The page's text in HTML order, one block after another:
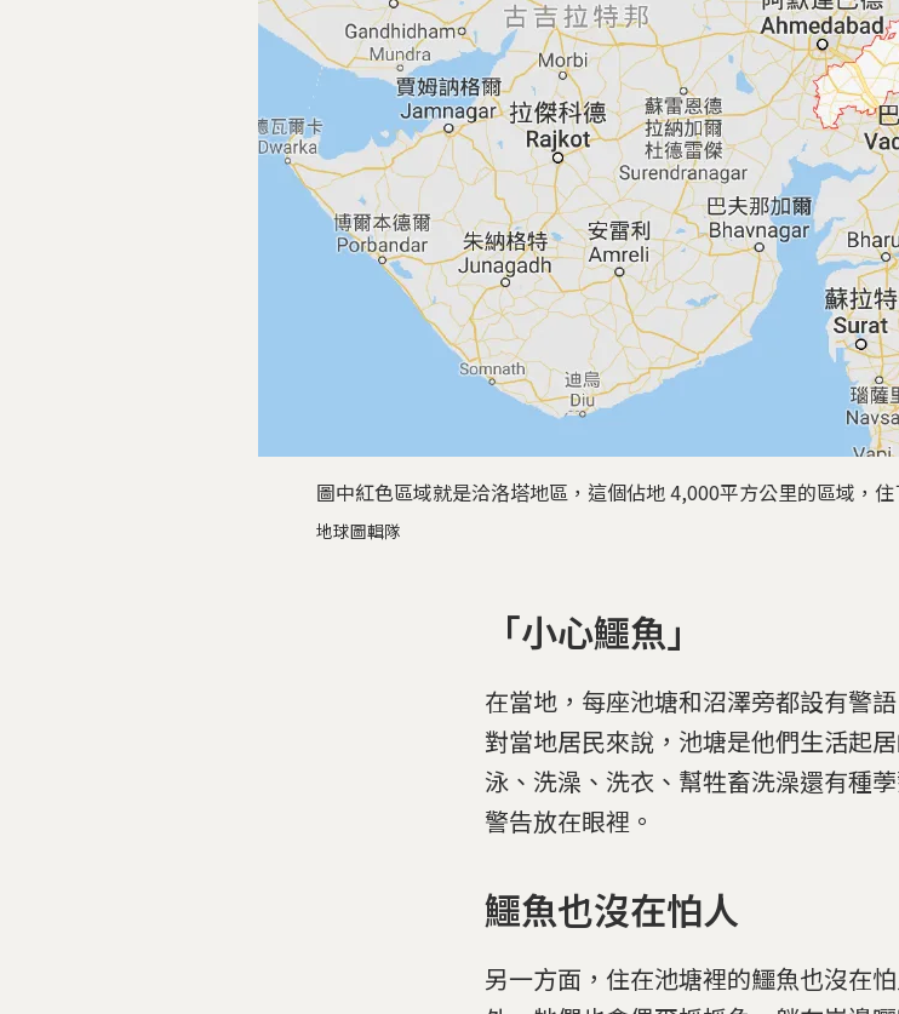
圖中紅色區域就是洽洛塔地區，這個佔地 4,000平方公里的區域，
地球圖輯隊
「小心鱷魚」
在當地，每座池塘和沼澤旁都設有警
對當地居民來說，池塘是他們生活起
泳、洗澡、洗衣、幫牲畜洗澡還有種
警告放在眼裡。
鱷魚也沒在怕人
另一方面，住在池塘裡的鱷魚也沒在